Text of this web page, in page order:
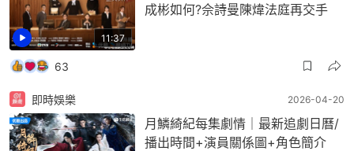
11:37
成彬如何?佘詩曼陳煒法庭再交手
63
即時娛樂 2026-04-20
月鱗綺紀每集劇情｜最新追劇日曆/
播出時間+演員關係圖+角色簡介